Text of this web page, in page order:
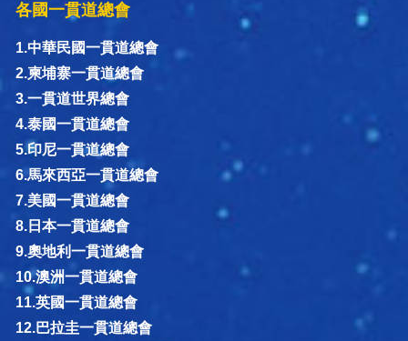
各國一貫道總會
1.中華民國一貫道總會
2.柬埔寨一貫道總會
3.一貫道世界總會
4.泰國一貫道總會
5.印尼一貫道總會
6.馬來西亞一貫道總會
7.美國一貫道總會
8.日本一貫道總會
9.奧地利一貫道總會
10.澳洲一貫道總會
11.英國一貫道總會
12.巴拉圭一貫道總會